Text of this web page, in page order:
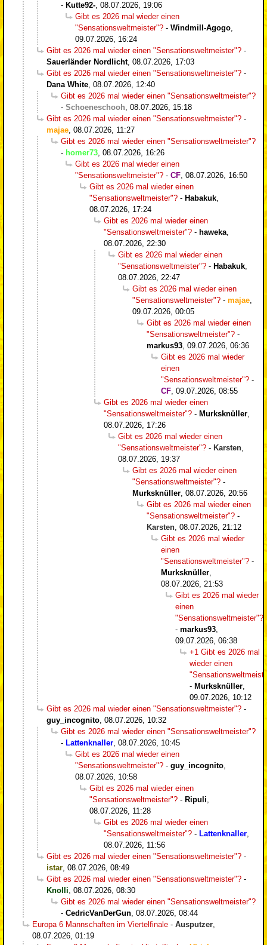
- Kutte92-, 08.07.2026, 19:06
Gibt es 2026 mal wieder einen
"Sensationsweltmeister"? - Windmill-Agogo,
09.07.2026, 16:24
Gibt es 2026 mal wieder einen "Sensationsweltmeister"? -
Sauerländer Nordlicht, 08.07.2026, 17:03
Gibt es 2026 mal wieder einen "Sensationsweltmeister"? -
Dana White, 08.07.2026, 12:40
Gibt es 2026 mal wieder einen "Sensationsweltmeister"?
- Schoeneschooh, 08.07.2026, 15:18
Gibt es 2026 mal wieder einen "Sensationsweltmeister"? -
majae, 08.07.2026, 11:27
Gibt es 2026 mal wieder einen "Sensationsweltmeister"?
- homer73, 08.07.2026, 16:26
Gibt es 2026 mal wieder einen
"Sensationsweltmeister"? - CF, 08.07.2026, 16:50
Gibt es 2026 mal wieder einen
"Sensationsweltmeister"? - Habakuk,
08.07.2026, 17:24
Gibt es 2026 mal wieder einen
"Sensationsweltmeister"? - haweka,
08.07.2026, 22:30
Gibt es 2026 mal wieder einen
"Sensationsweltmeister"? - Habakuk,
08.07.2026, 22:47
Gibt es 2026 mal wieder einen
"Sensationsweltmeister"? - majae,
09.07.2026, 00:05
Gibt es 2026 mal wieder einen
"Sensationsweltmeister"? -
markus93, 09.07.2026, 06:36
Gibt es 2026 mal wieder
einen
"Sensationsweltmeister"? -
CF, 09.07.2026, 08:55
Gibt es 2026 mal wieder einen
"Sensationsweltmeister"? - Murksknüller,
08.07.2026, 17:26
Gibt es 2026 mal wieder einen
"Sensationsweltmeister"? - Karsten,
08.07.2026, 19:37
Gibt es 2026 mal wieder einen
"Sensationsweltmeister"? -
Murksknüller, 08.07.2026, 20:56
Gibt es 2026 mal wieder einen
"Sensationsweltmeister"? -
Karsten, 08.07.2026, 21:12
Gibt es 2026 mal wieder
einen
"Sensationsweltmeister"? -
Murksknüller,
08.07.2026, 21:53
Gibt es 2026 mal wieder
einen
"Sensationsweltmeister"?
- markus93,
09.07.2026, 06:38
+1 Gibt es 2026 mal
wieder einen
- Murksknüller,
09.07.2026, 10:12
Gibt es 2026 mal wieder einen "Sensationsweltmeister"? -
guy_incognito, 08.07.2026, 10:32
Gibt es 2026 mal wieder einen "Sensationsweltmeister"?
- Lattenknaller, 08.07.2026, 10:45
Gibt es 2026 mal wieder einen
"Sensationsweltmeister"? - guy_incognito,
08.07.2026, 10:58
Gibt es 2026 mal wieder einen
"Sensationsweltmeister"? - Ripuli,
08.07.2026, 11:28
Gibt es 2026 mal wieder einen
"Sensationsweltmeister"? - Lattenknaller,
08.07.2026, 11:56
Gibt es 2026 mal wieder einen "Sensationsweltmeister"? -
istar, 08.07.2026, 08:49
Gibt es 2026 mal wieder einen "Sensationsweltmeister"? -
Knolli, 08.07.2026, 08:30
Gibt es 2026 mal wieder einen "Sensationsweltmeister"?
- CedricVanDerGun, 08.07.2026, 08:44
Europa 6 Mannschaften im Viertelfinale - Ausputzer,
08.07.2026, 01:19